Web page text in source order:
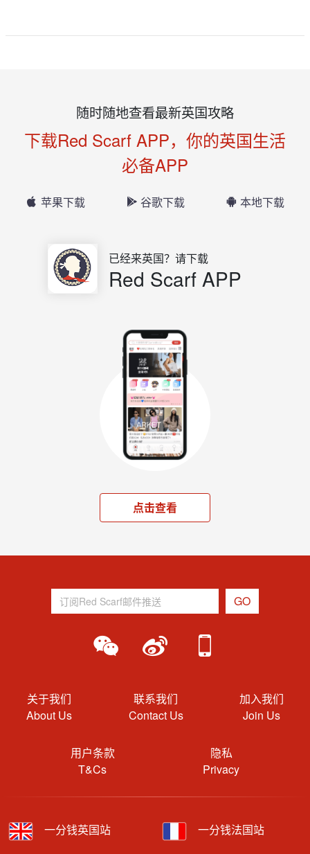
随时随地查看最新英国攻略
下载Red Scarf APP，你的英国生活
必备APP
苹果下载 谷歌下载 本地下载
已经来英国？请下载
Red Scarf APP
点击查看
关于我们
About Us
联系我们
Contact Us
加入我们
Join Us
用户条款
T&Cs
隐私
Privacy
一分钱英国站 一分钱法国站